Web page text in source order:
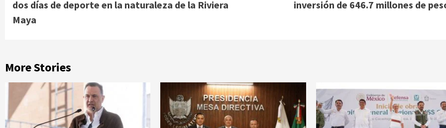
dos días de deporte en la naturaleza de la Riviera
Maya
inversión de 646.7 millones de
More Stories